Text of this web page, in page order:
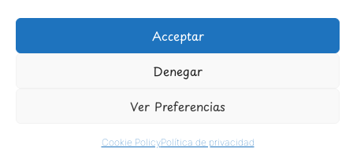
Acceptar
Denegar
Ver Preferencias
Cookie PolicyPolítica de privacidad